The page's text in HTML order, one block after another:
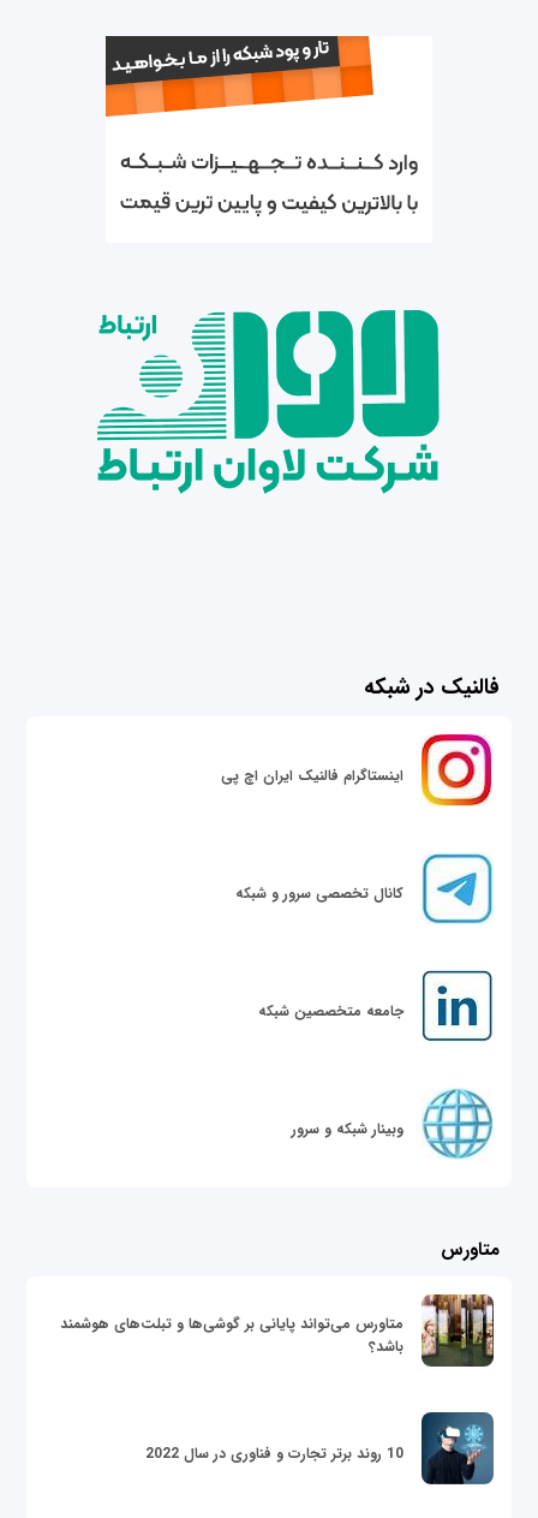
فالنیک در شبکه
اینستاگرام فالنیک ایران اچ پی
کانال تخصصی سرور و شبکه
جامعه متخصصین شبکه
وبینار شبکه و سرور
متاورس
متاورس می‌تواند پایانی بر گوشی‌ها و تبلت‌های هوشمند
باشد؟
10 روند برتر تجارت و فناوری در سال 2022